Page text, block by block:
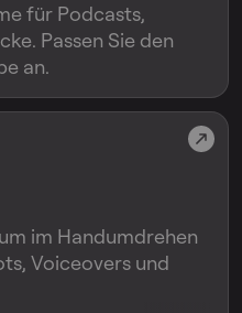
für Podcasts,
Passen Sie den
an.
im Handumdrehen
Voiceovers und